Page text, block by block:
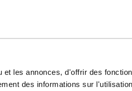
les annonces, d'offrir des
des informations sur